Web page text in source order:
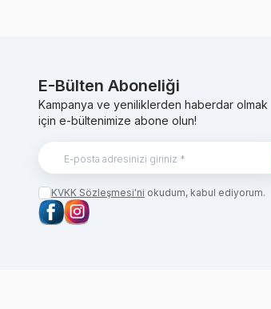
E-Bülten Aboneliği
Kampanya ve yeniliklerden haberdar olmak
için e-bültenimize abone olun!
KVKK Sözleşmesi'ni okudum, kabul ediyorum.
Facebook
Instagram